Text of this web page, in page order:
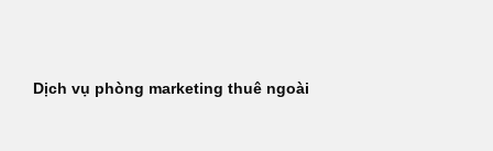
dungDịch vụ phòng marketing thuê ngoài